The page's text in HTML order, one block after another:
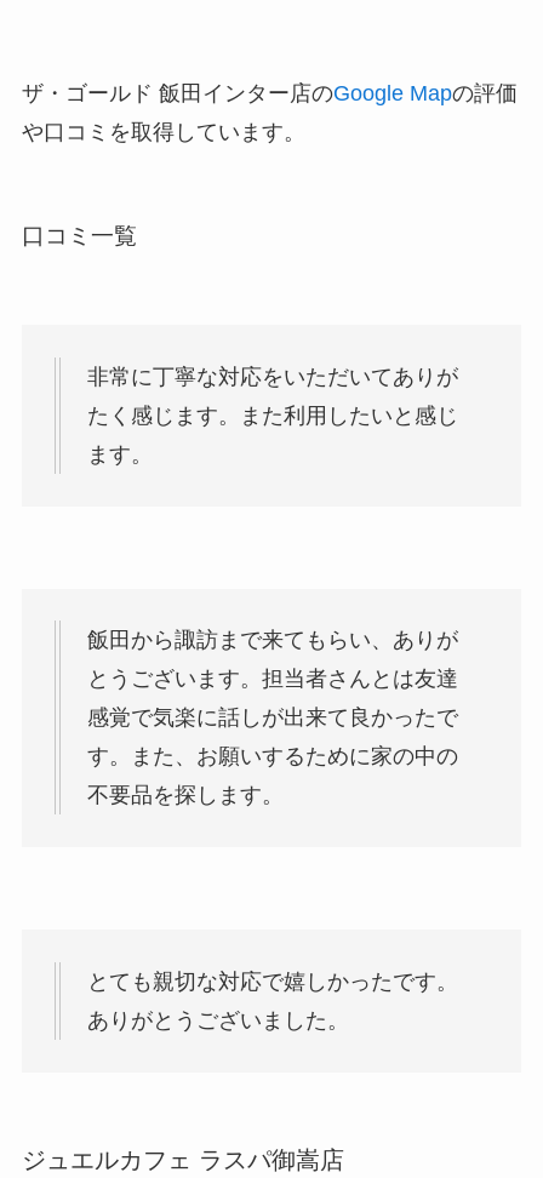
ザ・ゴールド 飯田インター店のGoogle Mapの評価
や口コミを取得しています。
口コミ一覧
非常に丁寧な対応をいただいてありが
たく感じます。また利用したいと感じ
ます。
飯田から諏訪まで来てもらい、ありが
とうございます。担当者さんとは友達
感覚で気楽に話しが出来て良かったで
す。また、お願いするために家の中の
不要品を探します。
とても親切な対応で嬉しかったです。
ありがとうございました。
ジュエルカフェ ラスパ御嵩店